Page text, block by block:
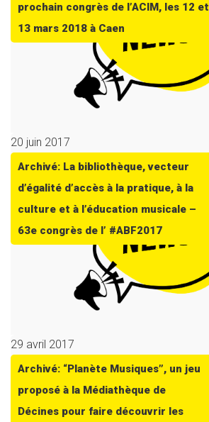
prochain congrès de l’ACIM, les 12 et
13 mars 2018 à Caen
20 juin 2017
Archivé: La bibliothèque, vecteur
d’égalité d’accès à la pratique, à la
culture et à l’éducation musicale –
63e congrès de l’ #ABF2017
29 avril 2017
Archivé: “Planète Musiques”, un jeu
proposé à la Médiathèque de
Décines pour faire découvrir les